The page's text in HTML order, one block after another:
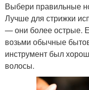
Выбери правильные
Лучше для стрижки
— они более острые.
возьми обычные
инструмент был
волосы.